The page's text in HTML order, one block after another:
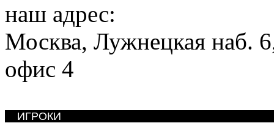
наш адрес:
Москва, Лужнецкая наб.
офис 4
ИГРОКИ